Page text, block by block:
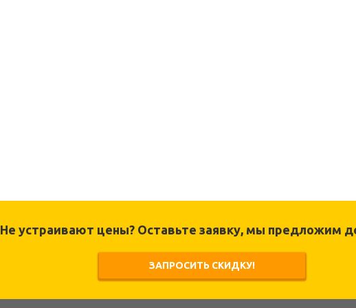
Не устраивают цены? Оставьте заявку, мы предложим
ЗАПРОСИТЬ СКИДКУ!